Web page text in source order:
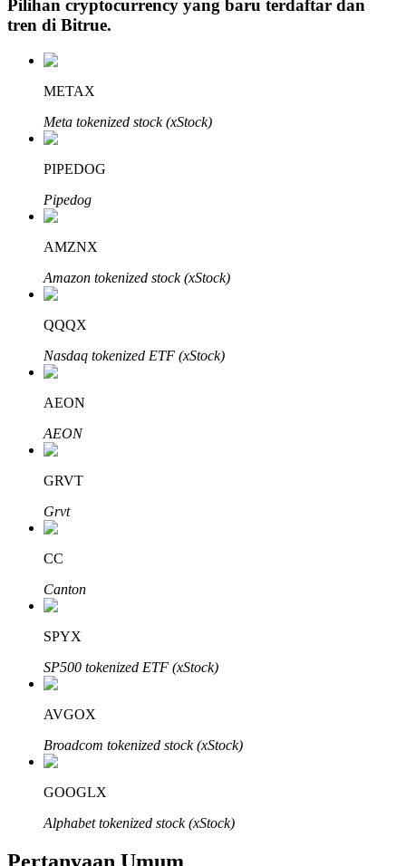
Investasi Otomatis
Raih keuntungan jangka panjang dan kepentingan fleksibel
Pelajari Staking
Pelajari tentang mendapatkan penghasilan pasif
Bitrue
AI
Mitra Bitrue
Pilihan cryptocurrency yang baru terdaftar dan
tren di Bitrue.
METAX
Meta tokenized stock (xStock)
PIPEDOG
Pipedog
AMZNX
Amazon tokenized stock (xStock)
QQQX
Nasdaq tokenized ETF (xStock)
AEON
AEON
GRVT
Grvt
CC
Canton
SPYX
SP500 tokenized ETF (xStock)
AVGOX
Broadcom tokenized stock (xStock)
GOOGLX
Alphabet tokenized stock (xStock)